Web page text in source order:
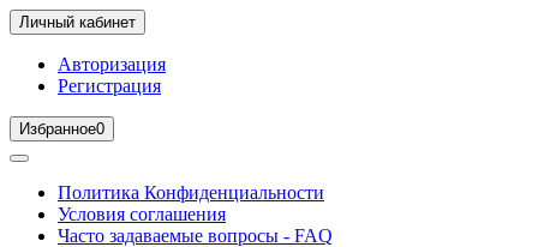
Личный кабинет
Авторизация
Регистрация
Избранное0
Политика Конфиденциальности
Условия соглашения
Часто задаваемые вопросы - FAQ